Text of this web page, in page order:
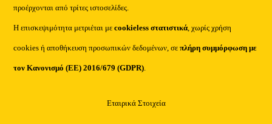
προέρχονται από τρίτες ιστοσελίδες.
Η επισκεψιμότητα μετριέται μεcookieless στατιστικά, χωρίς χρήση
cookies ή αποθήκευση προσωπικών δεδομένων, σεπλήρη συμμόρφωση με
τον Κανονισμό (ΕΕ) 2016/679 (GDPR).
Εταιρικά Στοιχεία